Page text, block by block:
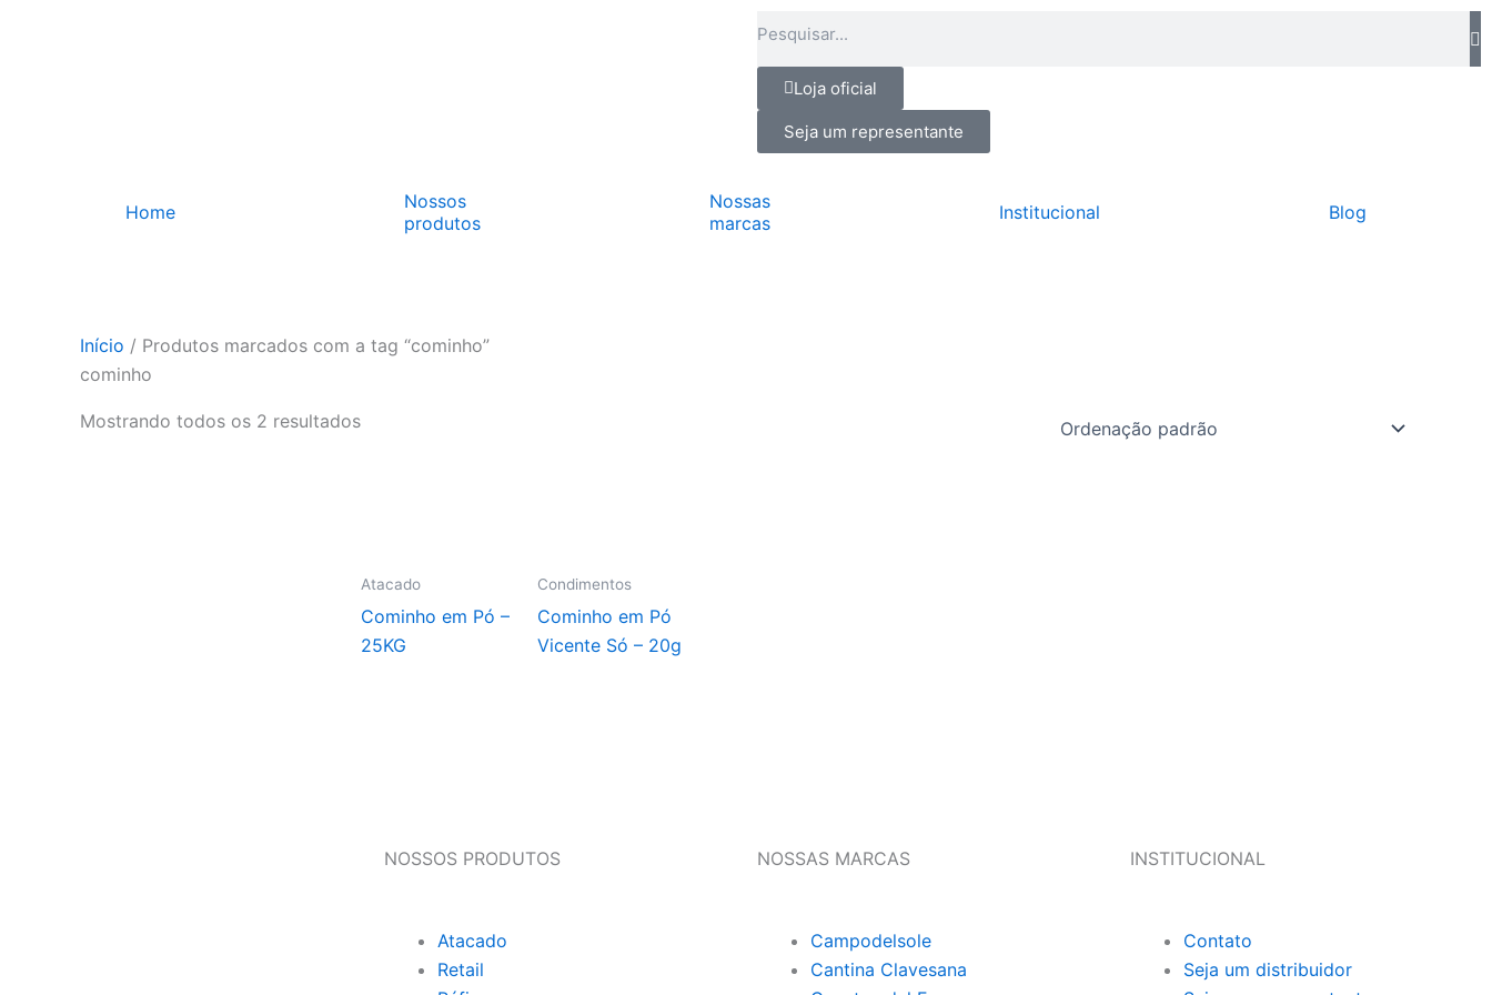
Loja oficial
Seja um representante
Home
Nossos
produtos
Nossas
marcas
Institucional Blog
Início / Produtos marcados com a tag “cominho”
cominho
Mostrando todos os 2 resultados
Atacado
Cominho em Pó –
25KG
Condimentos
Cominho em Pó
Vicente Só – 20g
NOSSOS PRODUTOS
Atacado
Retail
NOSSAS MARCAS
Campodelsole
Cantina Clavesana
INSTITUCIONAL
Contato
Seja um distribuidor